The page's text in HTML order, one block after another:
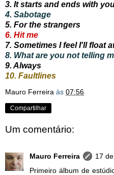
3. It starts and ends with
4. Sabotage
5. For the strangers
6. Hit me
7. Sometimes I feel I'll float
8. What are you not telling
9. Always
10. Faultlines
Mauro Ferreira às 07:56
Compartilhar
Um comentário:
Mauro Ferreira
17
Primeiro álbum de